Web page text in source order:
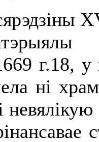
г.18, у
ні